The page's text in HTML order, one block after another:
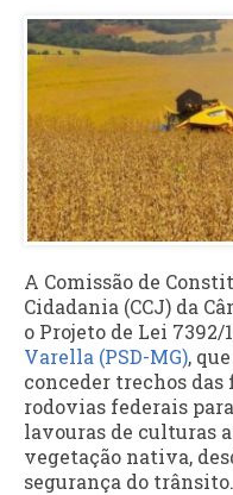
A Comissão de
Cidadania (CCJ) da
o Projeto de Lei 7392/
Varella (PSD-MG),
conceder trechos
rodovias federais
lavouras de culturas
vegetação nativa,
segurança do trânsito.